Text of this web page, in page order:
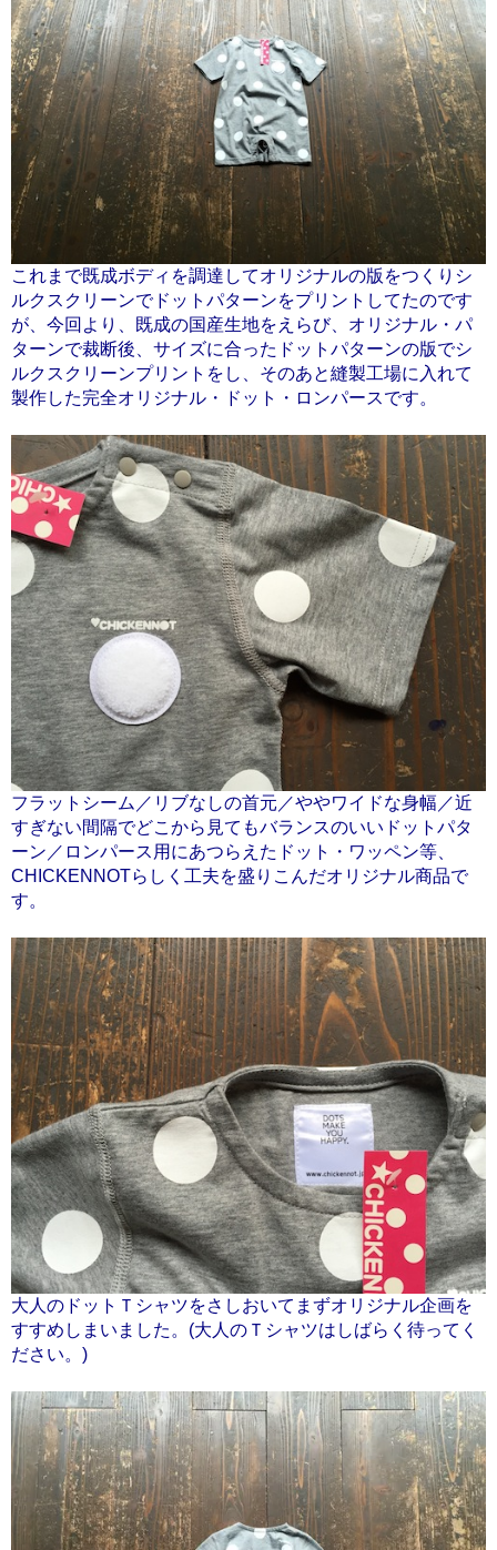
これまで既成ボディを調達してオリジナルの版をつくりシ
ルクスクリーンでドットパターンをプリントしてたのです
が、今回より、既成の国産生地をえらび、オリジナル・パ
ターンで裁断後、サイズに合ったドットパターンの版でシ
ルクスクリーンプリントをし、そのあと縫製工場に入れて
製作した完全オリジナル・ドット・ロンパースです。
フラットシーム／リブなしの首元／ややワイドな身幅／近
すぎない間隔でどこから見てもバランスのいいドットパタ
ーン／ロンパース用にあつらえたドット・ワッペン等、
CHICKENNOTらしく工夫を盛りこんだオリジナル商品で
す。
大人のドットＴシャツをさしおいてまずオリジナル企画を
すすめしまいました。(大人のＴシャツはしばらく待ってく
ださい。)